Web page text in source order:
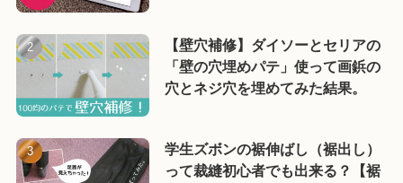
【壁穴補修】ダイソーとセリアの
「壁の穴埋めパテ」使って画鋲の
穴とネジ穴を埋めてみた結果。
学生ズボンの裾伸ばし（裾出し）
って裁縫初心者でも出来る？【裾